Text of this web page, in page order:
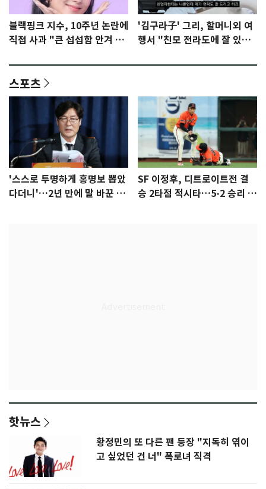
블랙핑크 지수, 10주년 논란에
직접 사과 "큰 섭섭함 안겨 미
'김구라子' 그리, 할머니외 여
행서 "친모 전라도에 잘 있
스포츠
'스스로 투명하게 홍명보 뽑았
다더니'…2년 만에 말 바꾼 이
SF 이정후, 디트로이트전 결
승 2타점 적시타…5-2 승리 견
핫뉴스
황정민의 또 다른 팬 등장 "지독히 엮이
고 싶었던 건 너" 폭로녀 직격